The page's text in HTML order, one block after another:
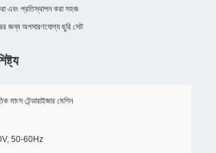
এবং প্রতিস্থাপন করা সহজ
জন্য অপসারণযোগ্য ছুরি সেট
মাংস টেন্ডারাইজার মেশিন
50-60Hz